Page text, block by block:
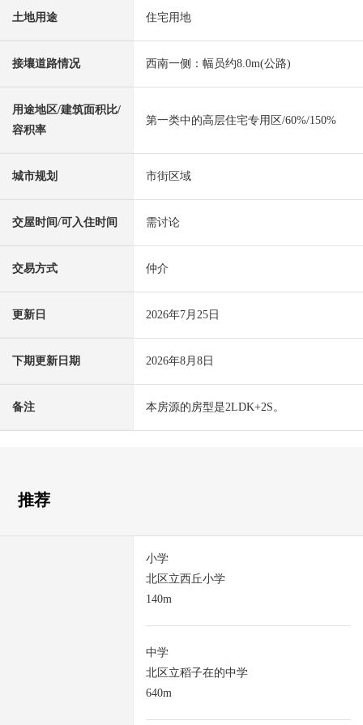
土地用途 住宅用地
接壤道路情况 西南一侧：幅员约8.0m(公路)
用途地区/建筑面积比/
容积率
第一类中的高层住宅专用区/60%/150%
城市规划 市街区域
交屋时间/可入住时间 需讨论
交易方式 仲介
更新日 2026年7月25日
下期更新日期 2026年8月8日
备注 本房源的房型是2LDK+2S。
推荐
小学
北区立西丘小学
140m
中学
北区立稻子在的中学
640m